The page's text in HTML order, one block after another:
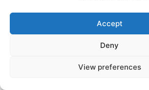
Accept
Deny
View preferences